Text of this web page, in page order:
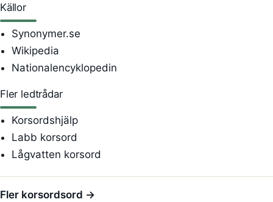
Källor
Synonymer.se
Wikipedia
Nationalencyklopedin
Fler ledtrådar
Korsordshjälp
Labb korsord
Lågvatten korsord
Fler korsordsord →